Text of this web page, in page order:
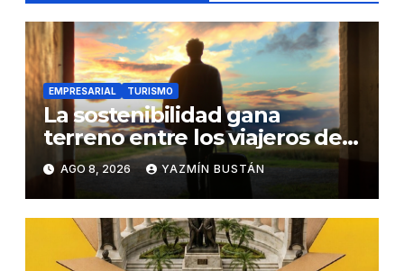
EMPRESARIAL TURISMO
La sostenibilidad gana
terreno entre los viajeros de
negocios
AGO 8, 2026 YAZMÍN BUSTÁN